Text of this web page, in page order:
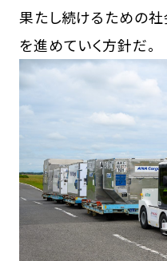
果たし続けるための
を進めていく方針だ。